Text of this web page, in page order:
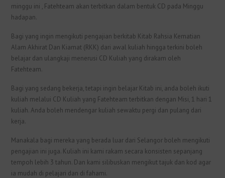
minggu ini , Fatehteam akan terbitkan dalam bentuk CD pada Minggu
hadapan.
Bagi yang ingin mengikuti pengajian berkitab Kitab Rahsia Kematian
Alam Akhirat Dan Kiamat (RKK) dari awal kuliah hingga terkini boleh
belajar dan ulangkaji menerusi CD Kuliah yang dirakam oleh
Fatehteam.
Bagi yang sedang bekerja, tetapi ingin belajar Kitab ini, anda boleh ikuti
kuliah melalui CD Kuliah yang Fatehteam terbitkan dengan Misi, 1 hari 1
kuliah. Anda boleh mendengar kuliah sewaktu pergi dan pulang dari
kerja.
Manakala bagi mereka yang berada luar dari Selangor boleh mengikuti
pengajian ini juga. Kuliah ini kami rakam secara konsisten sepanjang
tempoh lebih 3 tahun. Dan kami silibuskan mengikut tajuk dan kod agar
ia mudah di pelajari dan di fahami.